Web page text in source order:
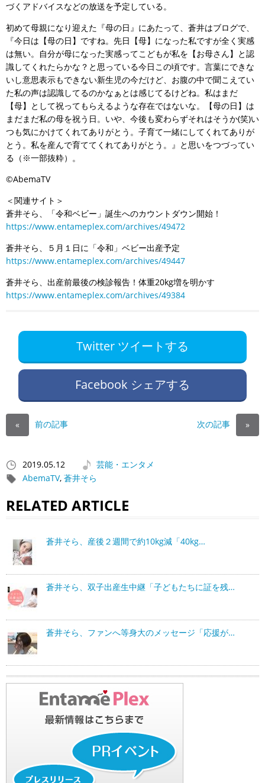
づくアドバイスなどの放送を予定している。
初めて母親になり迎えた『母の日』にあたって、蒼井はブログで、
『今日は【母の日】ですね。先日【母】になった私ですが全く実感
は無い。自分が母になった実感ってこどもが私を【お母さん】と認
識してくれたらかな？と思っている今日この頃です。言葉にできな
いし意思表示もできない新生児の今だけど、お腹の中で聞こえてい
た私の声は認識してるのかなぁとは感じてるけどね。私はまだ
【母】として祝ってもらえるような存在ではないな。【母の日】は
まだまだ私の母を祝う日。いや、今後も変わらずそれはそうか(笑)い
つも気にかけてくれてありがとう。子育て一緒にしてくれてありが
とう。私を産んで育ててくれてありがとう。』と思いをつづってい
る（※一部抜粋）。
©AbemaTV
＜関連サイト＞
蒼井そら、「令和ベビー」誕生へのカウントダウン開始！
https://www.entameplex.com/archives/49472
蒼井そら、５月１日に「令和」ベビー出産予定
https://www.entameplex.com/archives/49447
蒼井そら、出産前最後の検診報告！体重20kg増を明かす
https://www.entameplex.com/archives/49384
Twitter ツイートする
Facebook シェアする
« 前の記事 次の記事 »
2019.05.12
芸能・エンタメ
AbemaTV, 蒼井そら
RELATED ARTICLE
蒼井そら、産後２週間で約10kg減「40kg…
蒼井そら、双子出産生中継「子どもたちに証を残…
蒼井そら、ファンへ等身大のメッセージ「応援が…